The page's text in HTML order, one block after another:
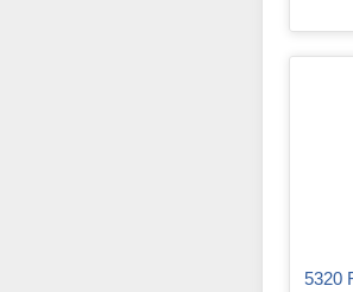
5320 F AVP OL Комплект тяг